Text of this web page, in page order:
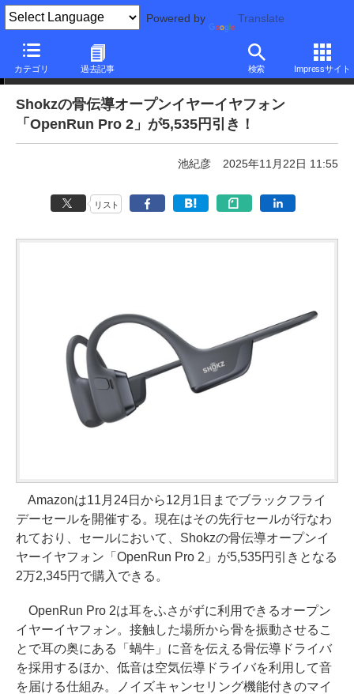
Powered by Translate
カテゴリ 過去記事 検索 Impressサイト
本日みつけたお買い得品
Shokzの骨伝導オープンイヤーイヤフォン
「OpenRun Pro 2」が5,535円引き！
池紀彦 2025年11月22日 11:55
リスト
Amazonは11月24日から12月1日までブラックフライ
デーセールを開催する。現在はその先行セールが行なわ
れており、セールにおいて、Shokzの骨伝導オープンイ
ヤーイヤフォン「OpenRun Pro 2」が5,535円引きとなる
2万2,345円で購入できる。
OpenRun Pro 2は耳をふさがずに利用できるオープン
イヤーイヤフォン。接触した場所から骨を振動させるこ
とで耳の奥にある「蝸牛」に音を伝える骨伝導ドライバ
を採用するほか、低音は空気伝導ドライバを利用して音
を届ける仕組み。ノイズキャンセリング機能付きのマイ